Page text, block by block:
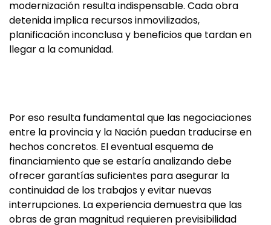
modernización resulta indispensable. Cada obra
detenida implica recursos inmovilizados,
planificación inconclusa y beneficios que tardan en
llegar a la comunidad.
Por eso resulta fundamental que las negociaciones
entre la provincia y la Nación puedan traducirse en
hechos concretos. El eventual esquema de
financiamiento que se estaría analizando debe
ofrecer garantías suficientes para asegurar la
continuidad de los trabajos y evitar nuevas
interrupciones. La experiencia demuestra que las
obras de gran magnitud requieren previsibilidad